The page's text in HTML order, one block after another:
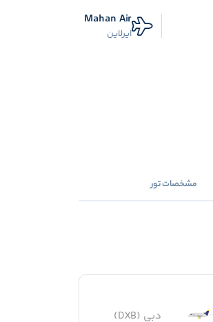
Mahan Air
ایرلاین
مشخصات تور
دبی (DXB)